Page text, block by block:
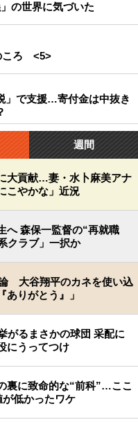
の世界に気づいた
ころ <5>
」で支援…寄付金は中抜き
週間
大貢献…妻・水卜麻美アナ
こやかな」近況
へ 森保一監督の“再就職
クラブ」一択か
大谷翔平のカネを使い込
ありがとう』」
がるまさかの球団 采配に
にうってつけ
裏に致命的な“前科”…ここ
が低かったワケ